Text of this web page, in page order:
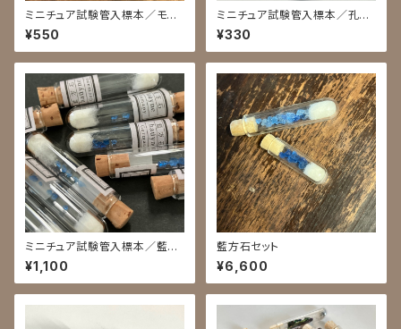
ミニチュア試験管入標本／モル
フォ蝶の翅
¥550
ミニチュア試験管入標本／孔雀
石
¥330
ミニチュア試験管入標本／藍方
石5粒
¥1,100
藍方石セット
¥6,600